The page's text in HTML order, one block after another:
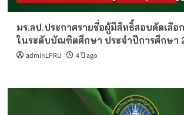
มร.ลป.ประกาศรายชื่อผู้มีสิทธิ์สอบคัดเลือ
ในระดับบัณฑิตศึกษา ประจำปีการศึกษา
adminLPRU 4 ปี ago